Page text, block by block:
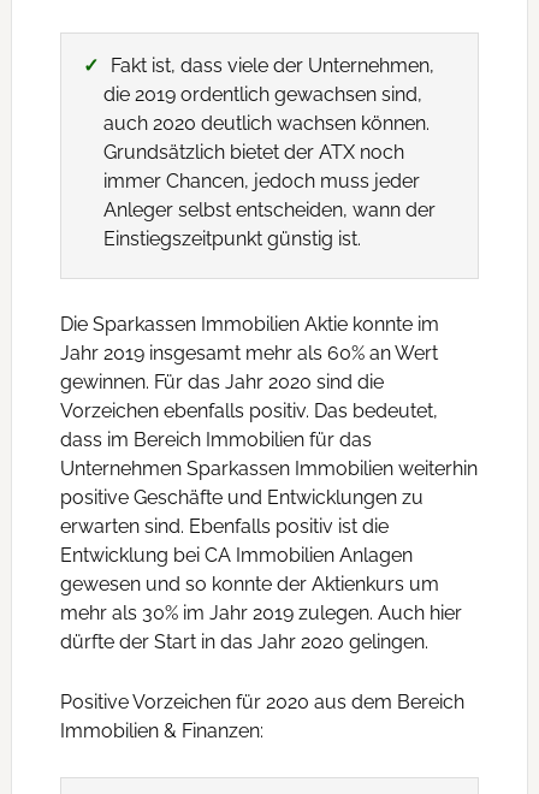
Fakt ist, dass viele der Unternehmen,
die 2019 ordentlich gewachsen sind,
auch 2020 deutlich wachsen können.
Grundsätzlich bietet der ATX noch
immer Chancen, jedoch muss jeder
Anleger selbst entscheiden, wann der
Einstiegszeitpunkt günstig ist.
Die Sparkassen Immobilien Aktie konnte im
Jahr 2019 insgesamt mehr als 60% an Wert
gewinnen. Für das Jahr 2020 sind die
Vorzeichen ebenfalls positiv. Das bedeutet,
dass im Bereich Immobilien für das
Unternehmen Sparkassen Immobilien weiterhin
positive Geschäfte und Entwicklungen zu
erwarten sind. Ebenfalls positiv ist die
Entwicklung bei CA Immobilien Anlagen
gewesen und so konnte der Aktienkurs um
mehr als 30% im Jahr 2019 zulegen. Auch hier
dürfte der Start in das Jahr 2020 gelingen.
Positive Vorzeichen für 2020 aus dem Bereich
Immobilien & Finanzen: